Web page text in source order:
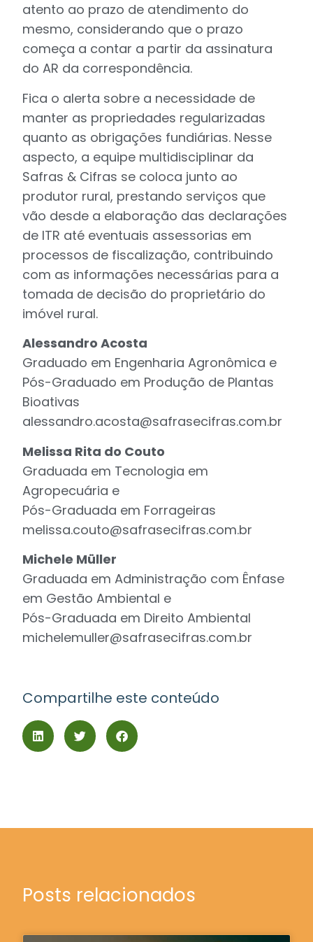
atento ao prazo de atendimento do
mesmo, considerando que o prazo
começa a contar a partir da assinatura
do AR da correspondência.
Fica o alerta sobre a necessidade de
manter as propriedades regularizadas
quanto as obrigações fundiárias. Nesse
aspecto, a equipe multidisciplinar da
Safras & Cifras se coloca junto ao
produtor rural, prestando serviços que
vão desde a elaboração das declarações
de ITR até eventuais assessorias em
processos de fiscalização, contribuindo
com as informações necessárias para a
tomada de decisão do proprietário do
imóvel rural.
Alessandro Acosta
Graduado em Engenharia Agronômica e
Pós-Graduado em Produção de Plantas
Bioativas
alessandro.acosta@safrasecifras.com.br
Melissa Rita do Couto
Graduada em Tecnologia em
Agropecuária e
Pós-Graduada em Forrageiras
melissa.couto@safrasecifras.com.br
Michele Müller
Graduada em Administração com Ênfase
em Gestão Ambiental e
Pós-Graduada em Direito Ambiental
michelemuller@safrasecifras.com.br
Compartilhe este conteúdo
Posts relacionados